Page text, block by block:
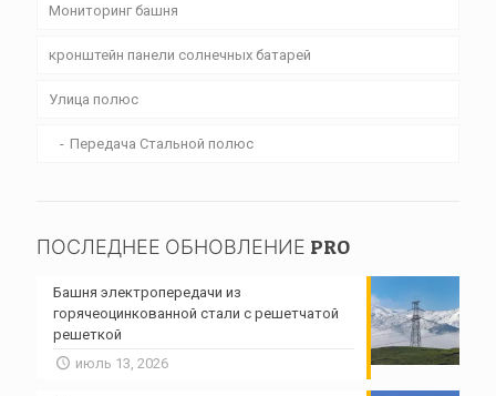
Мониторинг башня
кронштейн панели солнечных батарей
Улица полюс
Передача Стальной полюс
ПОСЛЕДНЕЕ ОБНОВЛЕНИЕ PRO
Башня электропередачи из
горячеоцинкованной стали с решетчатой ​​
решеткой
июль 13, 2026